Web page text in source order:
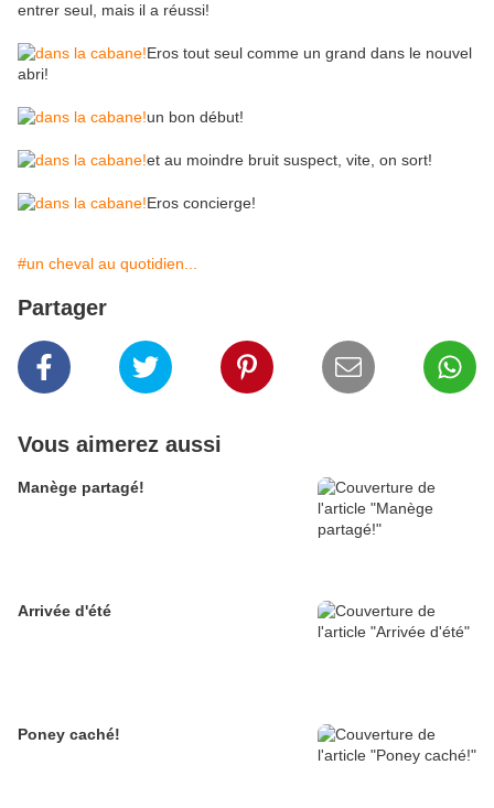
entrer seul, mais il a réussi!
Eros tout seul comme un grand dans le nouvel
abri!
un bon début!
et au moindre bruit suspect, vite, on sort!
Eros concierge!
#un cheval au quotidien...
Partager
Vous aimerez aussi
Manège partagé!
Arrivée d'été
Poney caché!